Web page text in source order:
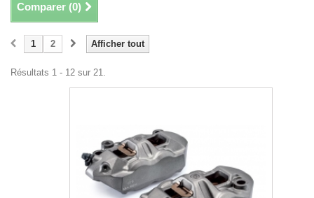
Comparer (0)
Afficher tout
1 2
Résultats 1 - 12 sur 21.